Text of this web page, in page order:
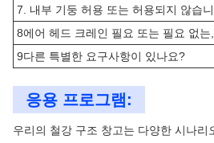
7. 내부 기둥 허용 또는 허용되지 않습
8에어 헤드 크레인 필요 또는 필요 없는
9다른 특별한 요구사항이 있나요?
응용 프로그램:
우리의 철강 구조 창고는 다양한 시나리